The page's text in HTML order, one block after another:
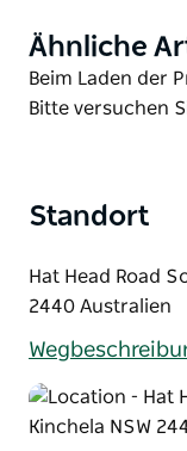
großartig ist,
möchten.
den erfahrenen
können Sie die
Product
List
Ähnliche
Product
List
Beim Laden der
Bitte versuchen
Standort
Hat Head Road
2440 Australien